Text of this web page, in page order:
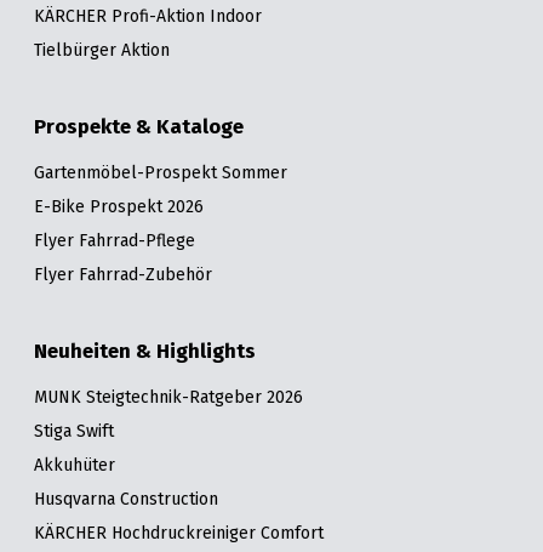
KÄRCHER Profi-Aktion Indoor
Tielbürger Aktion
Prospekte & Kataloge
Gartenmöbel-Prospekt Sommer
E-Bike Prospekt 2026
Flyer Fahrrad-Pflege
Flyer Fahrrad-Zubehör
Neuheiten & Highlights
MUNK Steigtechnik-Ratgeber 2026
Stiga Swift
Akkuhüter
Husqvarna Construction
KÄRCHER Hochdruckreiniger Comfort